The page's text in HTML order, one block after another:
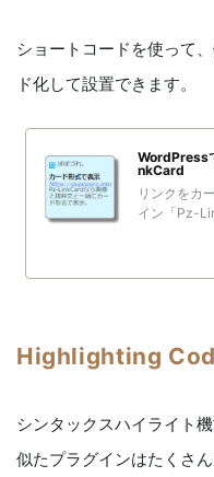
ショートコードを使って
ド化して設置できます。
WordPress
nkCard
リンクをカ
イン「Pz-
Highlighting
シンタックスハイライト
似たプラグインはたくさ